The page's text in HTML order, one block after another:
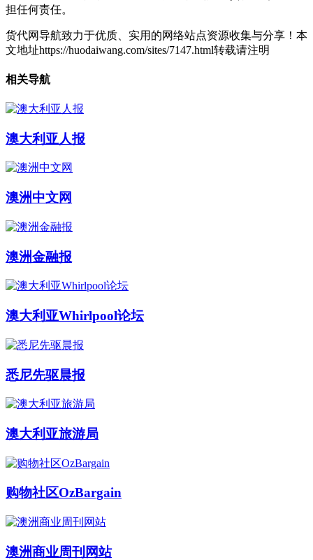
担任何责任。
货代网导航致力于优质、实用的网络站点资源收集与分享！ 本
文地址https://huodaiwang.com/sites/7147.html转载请注明
相关导航
澳大利亚人报
澳洲中文网
澳洲金融报
澳大利亚Whirlpool论坛
悉尼先驱晨报
澳大利亚旅游局
购物社区OzBargain
澳洲商业周刊网站